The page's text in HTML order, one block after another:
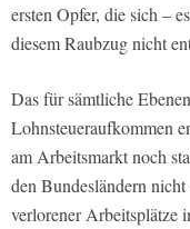
ersten Opfer, die sich –
diesem Raubzug nicht
Das für sämtliche
Lohnsteueraufkommen
am Arbeitsmarkt noch
den Bundesländern
verlorener Arbeitsplätze